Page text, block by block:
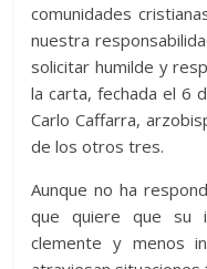
comunidades
nuestra
solicitar humilde y
la carta, fechada el 6
Carlo Caffarra,
de los otros tres.
Aunque no ha
que quiere que su
clemente y menos